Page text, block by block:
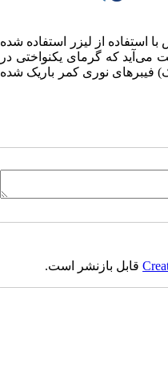
استفاده از لیزر استفاده شده
می‌آید که گرمای یکنواختی در
فیبرهای نوری کمر باریک شده
قابل بازنشر است.